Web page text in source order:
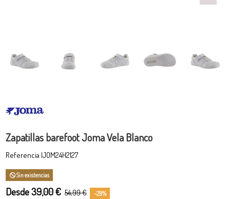
Zapatillas barefoot Joma Vela Blanco
Referencia IJOM24H2127
Sin existencias
Desde 39,00 € 54,99 € -29%